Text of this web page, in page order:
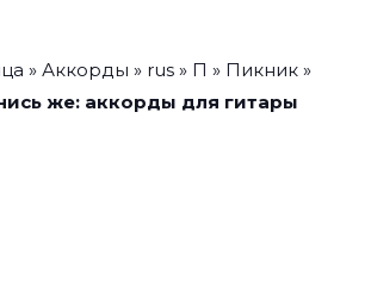
» Аккорды » rus » П » Пикник »
же: аккорды для гитары